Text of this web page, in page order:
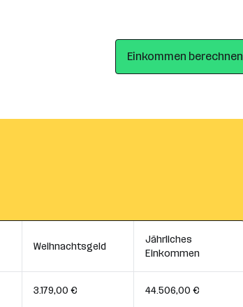
Einkommen berechnen
Weihnachtsgeld
Jährliches
Einkommen
3.179,00 € 44.506,00 €